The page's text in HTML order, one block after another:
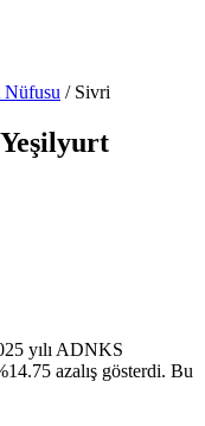
Nüfusu / Sivri
Yeşilyurt
yılı ADNKS
azalış gösterdi. Bu